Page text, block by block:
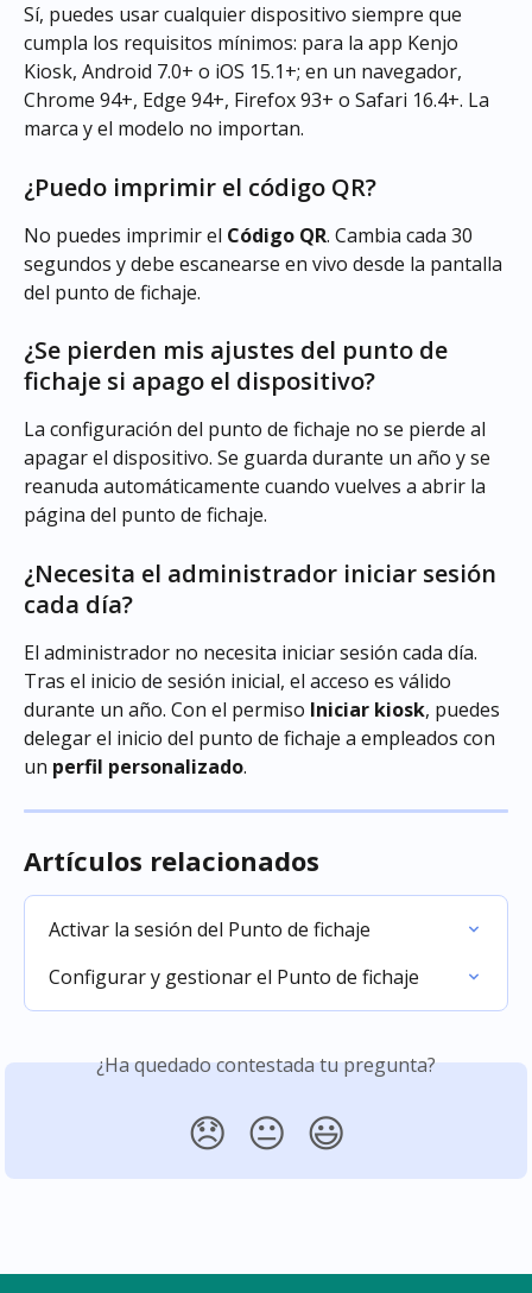
Sí, puedes usar cualquier dispositivo siempre que
cumpla los requisitos mínimos: para la app Kenjo
Kiosk, Android 7.0+ o iOS 15.1+; en un navegador,
Chrome 94+, Edge 94+, Firefox 93+ o Safari 16.4+. La
marca y el modelo no importan.
¿Puedo imprimir el código QR?
No puedes imprimir el Código QR. Cambia cada 30
segundos y debe escanearse en vivo desde la pantalla
del punto de fichaje.
¿Se pierden mis ajustes del punto de
fichaje si apago el dispositivo?
La configuración del punto de fichaje no se pierde al
apagar el dispositivo. Se guarda durante un año y se
reanuda automáticamente cuando vuelves a abrir la
página del punto de fichaje.
¿Necesita el administrador iniciar sesión
cada día?
El administrador no necesita iniciar sesión cada día.
Tras el inicio de sesión inicial, el acceso es válido
durante un año. Con el permiso Iniciar kiosk, puedes
delegar el inicio del punto de fichaje a empleados con
un perfil personalizado.
Artículos relacionados
Activar la sesión del Punto de fichaje
Configurar y gestionar el Punto de fichaje
¿Ha quedado contestada tu pregunta?
😞 😐 😃